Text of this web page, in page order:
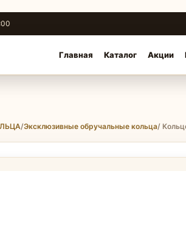
Главная Каталог Акции
/Эксклюзивные обручальные кольца/